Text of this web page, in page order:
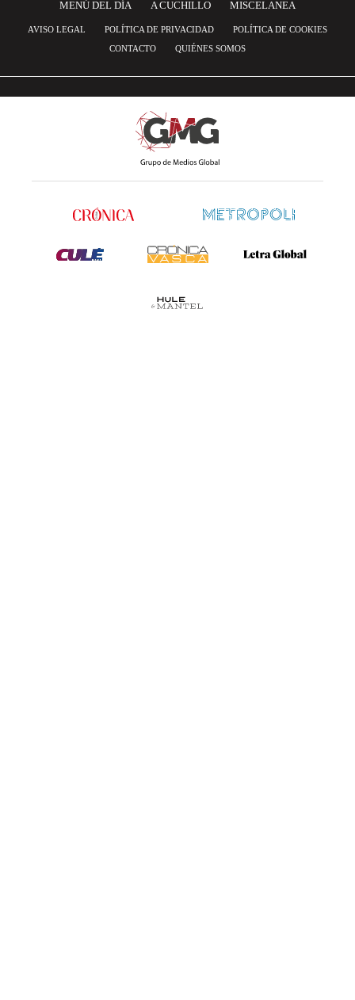
MENÚ DEL DÍA
A CUCHILLO MISCELANEA
AVISO LEGAL POLÍTICA DE PRIVACIDAD
POLÍTICA DE COOKIES
CONTACTO
QUIÉNES SOMOS